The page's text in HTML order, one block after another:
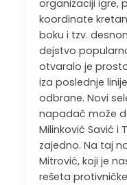
organizaciji igre,
koordinate
boku i tzv.
dejstvo
otvaralo je
iza poslednje
odbrane. Novi
napadač može
Milinković Savić i
zajedno. Na taj
Mitrović, koji je
rešeta